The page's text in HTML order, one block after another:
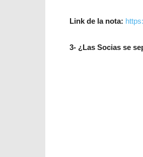
Link de la nota:
3- ¿Las Socias se